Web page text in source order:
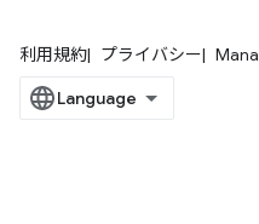
利用規約 プライバシー